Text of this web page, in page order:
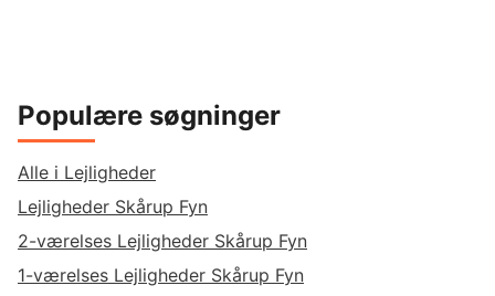
Populære søgninger
Alle i Lejligheder
Lejligheder Skårup Fyn
2-værelses Lejligheder Skårup Fyn
1-værelses Lejligheder Skårup Fyn